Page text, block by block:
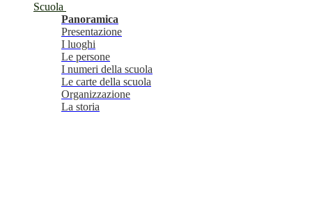
Scuola
Panoramica
Presentazione
I luoghi
Le persone
I numeri della scuola
Le carte della scuola
Organizzazione
La storia